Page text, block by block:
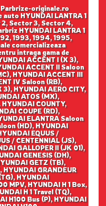
Parbrize-originale.ro
HYUNDAI LANTRA 1
Sector 3, Sector 4,
HYUNDAI LANTRA 1
1993, 1994, 1995,
comercializeaza
intraga gama de
ACCENT I (X 3),
ACCENT II Saloon
HYUNDAI ACCENT III
IV Saloon (RB),
HYUNDAI AERO CITY,
ATOS (MX),
COUNTY,
COUPE (RD),
ELANTRA Saloon
(HD), HYUNDAI
EQUUS /
/ CENTENNIAL (JS),
GALLOPER II (JK 01),
GENESIS (DH),
GETZ (TB),
HYUNDAI GRANDEUR
HYUNDAI
MPV, HYUNDAI H 1 Box,
H 1 Travel (TQ),
H100 Bus (P), HYUNDAI